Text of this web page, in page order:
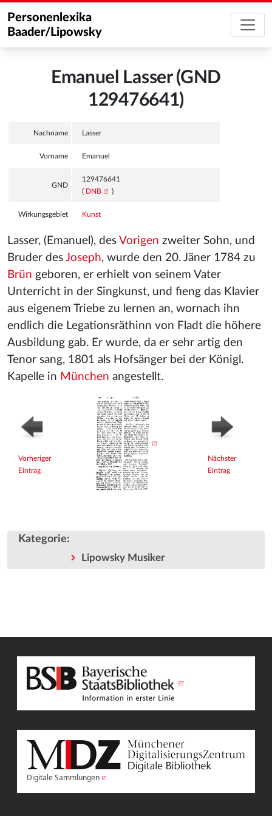
Personenlexika
Baader/Lipowsky
Emanuel Lasser (GND
129476641)
Nachname Lasser
Vorname Emanuel
GND
129476641
( DNB )
Wirkungsgebiet Kunst
Lasser, (Emanuel), des Vorigen zweiter Sohn, und
Bruder des Joseph, wurde den 20. Jäner 1784 zu
Brün geboren, er erhielt von seinem Vater
Unterricht in der Singkunst, und fieng das Klavier
aus eigenem Triebe zu lernen an, wornach ihn
endlich die Legationsräthinn von Fladt die höhere
Ausbildung gab. Er wurde, da er sehr artig den
Tenor sang, 1801 als Hofsänger bei der Königl.
Kapelle in München angestellt.
Vorheriger
Eintrag
Nächster
Eintrag
Kategorie:
Lipowsky Musiker
Digitale Sammlungen